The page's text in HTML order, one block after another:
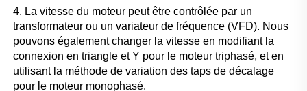
4. La vitesse du moteur peut être contrôlée par un
transformateur ou un variateur de fréquence (VFD). Nous
pouvons également changer la vitesse en modifiant la
connexion en triangle et Y pour le moteur triphasé, et en
utilisant la méthode de variation des taps de décalage
pour le moteur monophasé.